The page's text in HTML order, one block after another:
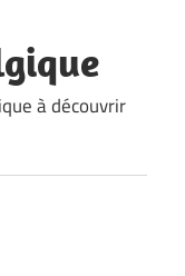
à découvrir